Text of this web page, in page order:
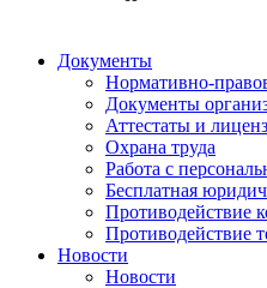
Документы
Нормативно-
Документы
Аттестаты и
Охрана труда
Работа с
Бесплатная
Противодействие
Противодействие
Новости
Новости